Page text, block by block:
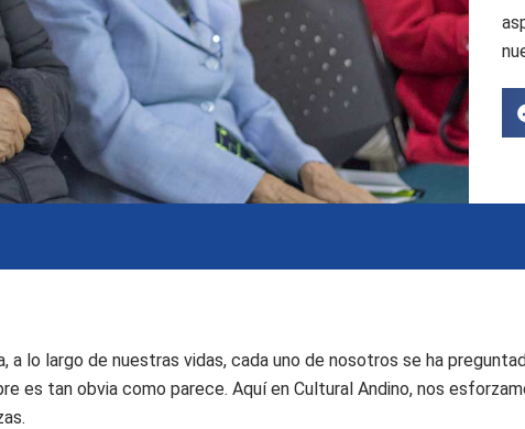
a lo largo de nuestras vidas, cada uno de nosotros se ha
es tan obvia como parece. Aquí en Cultural Andino, nos